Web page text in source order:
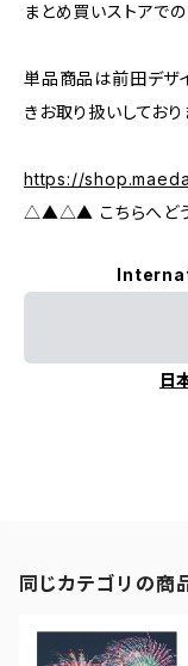
まとめ買いストアで
単品商品は前田デザ
きお取り扱いしており
https://
△▲△▲ こちらへ
日
同じカテゴリの商